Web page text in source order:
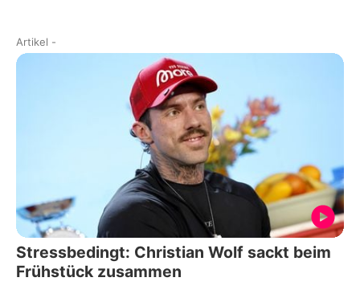
Artikel -
Stressbedingt: Christian Wolf sackt beim
Frühstück zusammen